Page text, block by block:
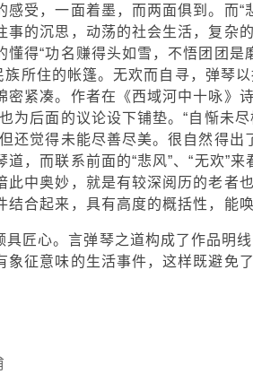
受，一面着墨，而两面俱到。而“
的沉思，动荡的社会生活，复杂
得“功名赚得头如雪，不悟团团是
族所住的帐篷。无欢而自寻，弹琴
紧凑。作者在《西域河中十咏》诗
为后面的议论设下铺垫。“自惭未
还觉得未能尽善尽美。很自然得出
，而联系前面的“悲风”、“无欢”
中奥妙，就是有较深阅历的老者
合起来，具有高度的概括性，能
匠心。言弹琴之道构成了作品明
征意味的生活事件，这样既避免